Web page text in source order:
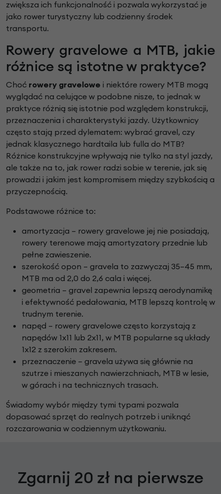
zwiększa ich funkcjonalność i pozwala wykorzystać je
jako rower turystyczny lub codzienny środek
transportu.
Rowery gravelowe a MTB, jakie
różnice są istotne w praktyce?
Choć rowery gravelowe i niektóre rowery MTB mogą
wyglądać na celujące w podobne nisze, to jednak w
praktyce różnią się istotnie pod względem konstrukcji,
przeznaczenia i charakterystyki jazdy. Użytkownicy
często stają przed dylematem: wybrać gravel, czy
jednak klasycznego hardtaila lub fulla do MTB?
Różnice konstrukcyjne wpływają nie tylko na styl jazdy,
ale także na to, jak rower radzi sobie w terenie, jak się
prowadzi i jakim jest kompromisem między szybkością a
przyczepnością.
Podstawowe różnice to:
amortyzacja – rowery gravelowe jej nie posiadają,
rowery terenowe mają amortyzatory przednie lub
pełne zawieszenie.
szerokość opon – gravela to zazwyczaj 35–45 mm,
MTB ma od 2,0 do 2,6 cala i więcej.
geometria – gravel zapewnia lepszą aerodynamikę
i efektywność pedałowania, MTB lepszą kontrolę w
trudnym terenie.
napęd – rowery gravelowe często korzystają z
napędów 1x11 lub 2x11, w MTB popularne są układy
1x12 z szerokim zakresem.
przeznaczenie – gravela używa się głównie na
szutrze i mieszanych nawierzchniach, MTB w lesie,
w górach i na technicznych trasach.
Świadomy wybór między tymi typami pozwala
dopasować sprzęt do realnych potrzeb i uniknąć
rozczarowania w codziennym użytkowaniu.
Zgarnij 20 zł na pierwsze